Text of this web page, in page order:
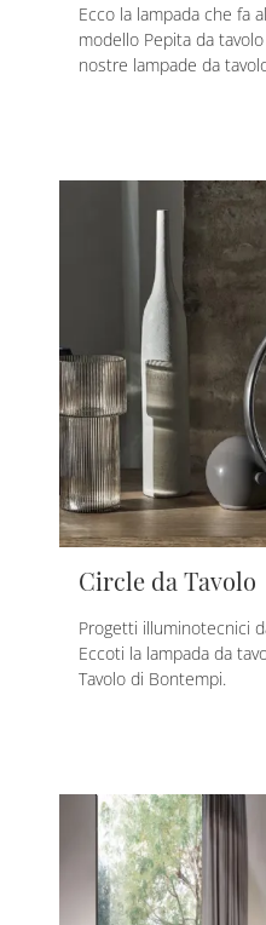
Ecco la lampada che fa
modello Pepita da
nostre lampade da
Circle da Tavolo
Progetti illuminotecnici
Eccoti la lampada da
Tavolo di Bontempi.